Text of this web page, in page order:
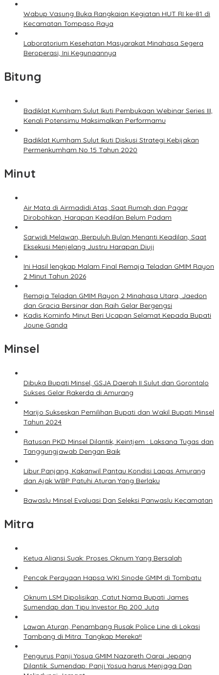
Wabup Vasung Buka Rangkaian Kegiatan HUT RI ke-81 di
Kecamatan Tompaso Raya
Laboratorium Kesehatan Masyarakat Minahasa Segera
Beroperasi, Ini Kegunaannya
Bitung
Badiklat Kumham Sulut Ikuti Pembukaan Webinar Series III,
Kenali Potensimu Maksimalkan Performamu
Badiklat Kumham Sulut Ikuti Diskusi Strategi Kebijakan
Permenkumham No 15 Tahun 2020
Minut
Air Mata di Airmadidi Atas, Saat Rumah dan Pagar
Dirobohkan, Harapan Keadilan Belum Padam
Sarwidi Melawan, Berpuluh Bulan Menanti Keadilan, Saat
Eksekusi Menjelang Justru Harapan Diuji
Ini Hasil lengkap Malam Final Remaja Teladan GMIM Rayon
2 Minut Tahun 2026
Remaja Teladan GMIM Rayon 2 Minahasa Utara, Jaedon
dan Gracia Bersinar dan Raih Gelar Bergengsi
Kadis Kominfo Minut Beri Ucapan Selamat Kepada Bupati
Joune Ganda
Minsel
Dibuka Bupati Minsel, GSJA Daerah II Sulut dan Gorontalo
Sukses Gelar Rakerda di Amurang
Marijo Sukseskan Pemilihan Bupati dan Wakil Bupati Minsel
Tahun 2024
Ratusan PKD Minsel Dilantik, Keintjem : Laksana Tugas dan
Tanggungjawab Dengan Baik
Libur Panjang, Kakanwil Pantau Kondisi Lapas Amurang
dan Ajak WBP Patuhi Aturan Yang Berlaku
Bawaslu Minsel Evaluasi Dan Seleksi Panwaslu Kecamatan
Mitra
Ketua Aliansi Suak: Proses Oknum Yang Bersalah
Pencak Perayaan Hapsa WKI Sinode GMIM di Tombatu
Oknum LSM Dipolisikan, Catut Nama Bupati James
Sumendap dan Tipu Investor Rp 200 Juta
Lawan Aturan, Penambang Rusak Police Line di Lokasi
Tambang di Mitra: Tangkap Mereka!!
Pengurus Panji Yosua GMIM Nazareth Oarai Jepang
Dilantik. Sumendap: Panji Yosua harus Menjaga Dan